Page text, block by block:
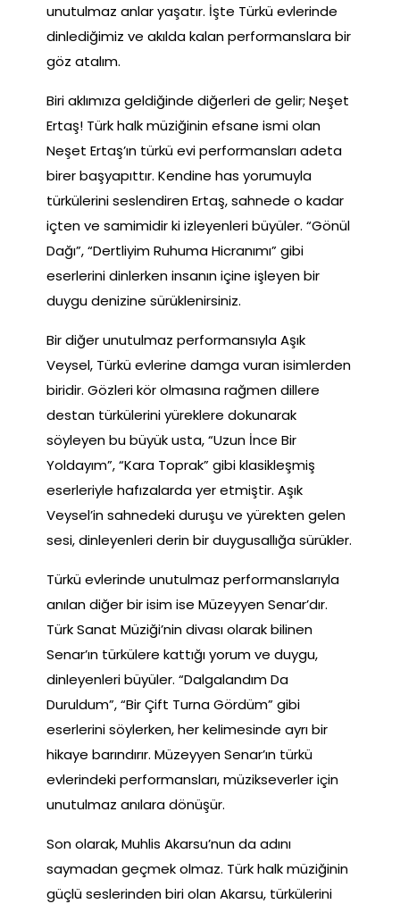
unutulmaz anlar yaşatır. İşte Türkü evlerinde
dinlediğimiz ve akılda kalan performanslara bir
göz atalım.
Biri aklımıza geldiğinde diğerleri de gelir; Neşet
Ertaş! Türk halk müziğinin efsane ismi olan
Neşet Ertaş’ın türkü evi performansları adeta
birer başyapıttır. Kendine has yorumuyla
türkülerini seslendiren Ertaş, sahnede o kadar
içten ve samimidir ki izleyenleri büyüler. “Gönül
Dağı”, “Dertliyim Ruhuma Hicranımı” gibi
eserlerini dinlerken insanın içine işleyen bir
duygu denizine sürüklenirsiniz.
Bir diğer unutulmaz performansıyla Aşık
Veysel, Türkü evlerine damga vuran isimlerden
biridir. Gözleri kör olmasına rağmen dillere
destan türkülerini yüreklere dokunarak
söyleyen bu büyük usta, “Uzun İnce Bir
Yoldayım”, “Kara Toprak” gibi klasikleşmiş
eserleriyle hafızalarda yer etmiştir. Aşık
Veysel’in sahnedeki duruşu ve yürekten gelen
sesi, dinleyenleri derin bir duygusallığa sürükler.
Türkü evlerinde unutulmaz performanslarıyla
anılan diğer bir isim ise Müzeyyen Senar’dır.
Türk Sanat Müziği’nin divası olarak bilinen
Senar’ın türkülere kattığı yorum ve duygu,
dinleyenleri büyüler. “Dalgalandım Da
Duruldum”, “Bir Çift Turna Gördüm” gibi
eserlerini söylerken, her kelimesinde ayrı bir
hikaye barındırır. Müzeyyen Senar’ın türkü
evlerindeki performansları, müzikseverler için
unutulmaz anılara dönüşür.
Son olarak, Muhlis Akarsu’nun da adını
saymadan geçmek olmaz. Türk halk müziğinin
güçlü seslerinden biri olan Akarsu, türkülerini